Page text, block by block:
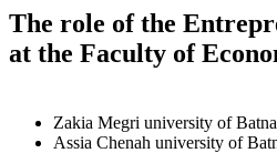
The role of the
at the Faculty of
Zakia Megri university of Batna
Assia Chenah university of